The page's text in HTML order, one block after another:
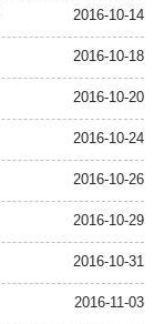
2016-10-14
2016-10-18
2016-10-20
2016-10-24
2016-10-26
2016-10-29
2016-10-31
2016-11-03